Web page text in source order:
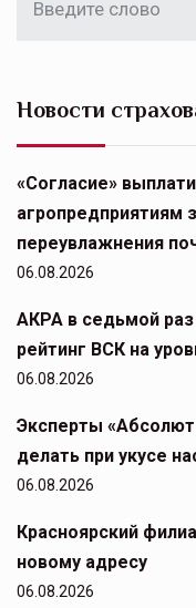
Новости
«Согласие»
агропредприятиям
переувлажнения
06.08.2026
АКРА в седьмой
рейтинг ВСК на
06.08.2026
Эксперты «Абсолют
делать при укусе
06.08.2026
Красноярский
новому адресу
06.08.2026